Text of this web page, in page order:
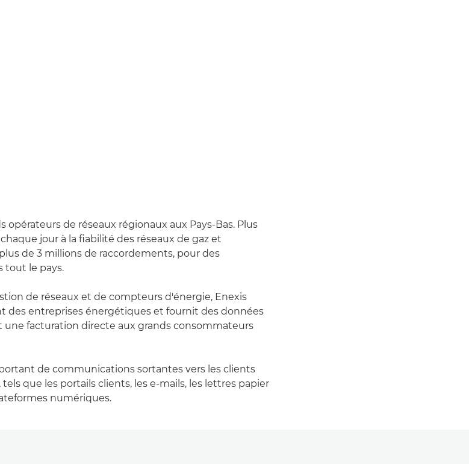
opérateurs de réseaux régionaux aux Pays-Bas. Plus
jour à la fiabilité des réseaux de gaz et
de 3 millions de raccordements, pour des
tout le pays.
de réseaux et de compteurs d'énergie, Enexis
des entreprises énergétiques et fournit des données
facturation directe aux grands consommateurs
de communications sortantes vers les clients
que les portails clients, les e-mails, les lettres papier
numériques.